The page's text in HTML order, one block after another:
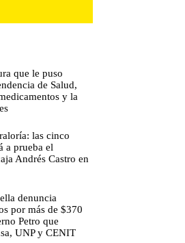
que le puso
de Salud,
y la
las cinco
a prueba el
Andrés Castro en
denuncia
por más de $370
Petro que
UNP y CENIT